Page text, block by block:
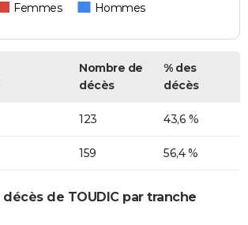
Femmes Hommes
Nombre de
décès
% des
décès
123 43,6 %
159 56,4 %
de TOUDIC par tranche